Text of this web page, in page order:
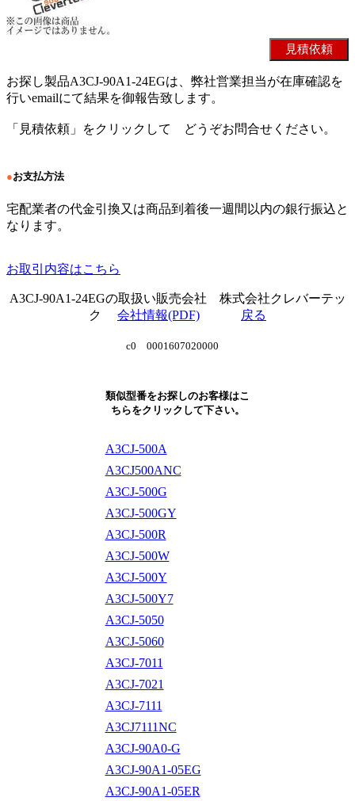
お探し製品A3CJ-90A1-24EGは、弊社営業担当が在庫確認を
行いemailにて結果を御報告致します。
「見積依頼」をクリックして どうぞお問合せください。
●お支払方法
宅配業者の代金引換又は商品到着後一週間以内の銀行振込と
なります。
お取引内容はこちら
A3CJ-90A1-24EGの取扱い販売会社 株式会社クレバーテッ
ク 会社情報(PDF) 戻る
c0 0001607020000
類似型番をお探しのお客様はこ
ちらをクリックして下さい。
A3CJ-500A
A3CJ500ANC
A3CJ-500G
A3CJ-500GY
A3CJ-500R
A3CJ-500W
A3CJ-500Y
A3CJ-500Y7
A3CJ-5050
A3CJ-5060
A3CJ-7011
A3CJ-7021
A3CJ-7111
A3CJ7111NC
A3CJ-90A0-G
A3CJ-90A1-05EG
A3CJ-90A1-05ER